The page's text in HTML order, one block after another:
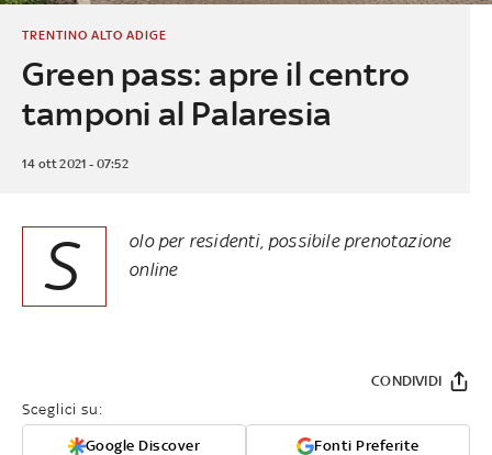
Green pass: apre il centro
tamponi al Palaresia
TRENTINO ALTO ADIGE
14 ott 2021 - 07:52
S
olo per residenti, possibile prenotazione
online
Sceglici su:
Google Discover Fonti Preferite
CONDIVIDI